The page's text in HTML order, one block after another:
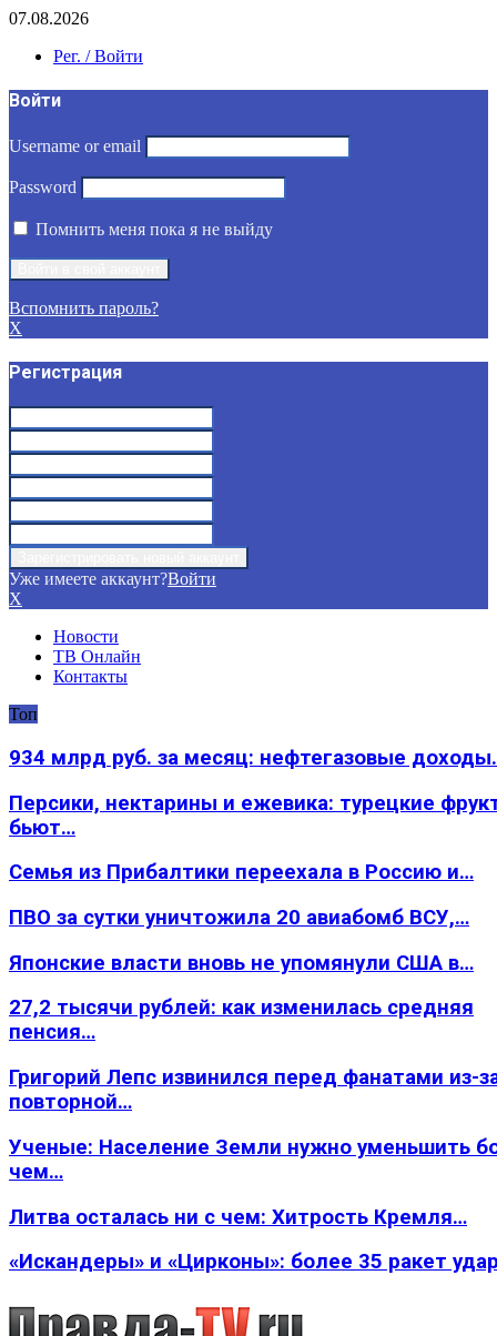
07.08.2026
Рег. / Войти
Войти
Username or email
Password
Помнить меня пока я не выйду
Вспомнить пароль?
X
Регистрация
Уже имеете аккаунт?Войти
X
Новости
ТВ Онлайн
Контакты
Топ
934 млрд руб. за месяц: нефтегазовые
Персики, нектарины и ежевика: турецкие
бьют…
Семья из Прибалтики переехала в Россию и…
ПВО за сутки уничтожила 20 авиабомб ВСУ,…
Японские власти вновь не упомянули США в…
27,2 тысячи рублей: как изменилась средняя
пенсия…
Григорий Лепс извинился перед фанатами из-
повторной…
Ученые: Население Земли нужно уменьшить
чем…
Литва осталась ни с чем: Хитрость Кремля…
«Искандеры» и «Цирконы»: более 35 ракет